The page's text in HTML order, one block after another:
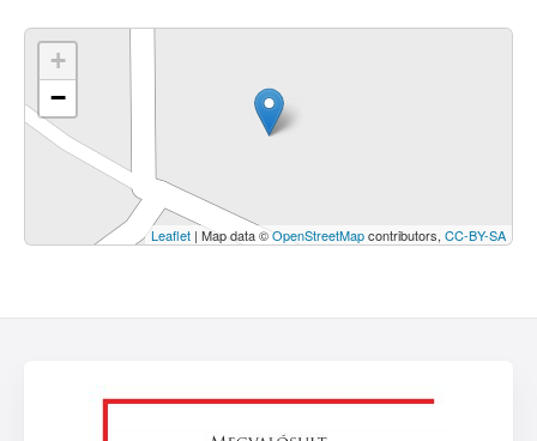
+
−
Leaflet | Map data ©OpenStreetMapcontributors, CC-BY-SA